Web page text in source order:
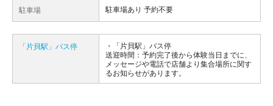
駐車場 駐車場あり 予約不要
「片貝駅」バス停
「片貝駅」バス停
送迎時間：予約完了後から体験当日までに、
メッセージや電話で店舗より集合場所に関す
るお知らせがあります。